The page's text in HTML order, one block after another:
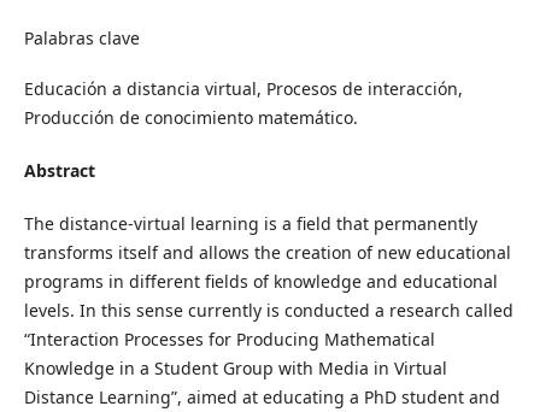
Palabras clave
Educación a distancia virtual, Procesos de interacción,
Producción de conocimiento matemático.
Abstract
The distance-virtual learning is a field that permanently
transforms itself and allows the creation of new educational
programs in different fields of knowledge and educational
levels. In this sense currently is conducted a research called
“Interaction Processes for Producing Mathematical
Knowledge in a Student Group with Media in Virtual
Distance Learning”, aimed at educating a PhD student and